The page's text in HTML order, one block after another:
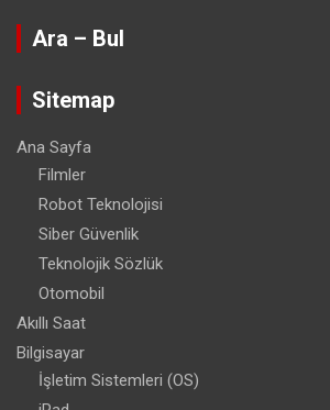
Ara – Bul
Sitemap
Ana Sayfa
Filmler
Robot Teknolojisi
Siber Güvenlik
Teknolojik Sözlük
Otomobil
Akıllı Saat
Bilgisayar
İşletim Sistemleri (OS)